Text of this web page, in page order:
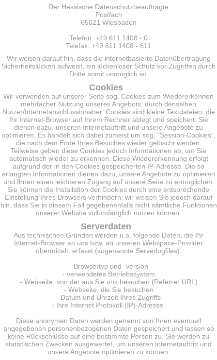
Der Hessische Datenschutzbeauftragte
Postfach
65021 Wiesbaden
Telefon: +49 611 1408 - 0
Telefax: +49 611 1408 - 611
Wir weisen darauf hin, dass die internetbasierte Datenübertragung
Sicherheitslücken aufweist, ein lückenloser Schutz vor Zugriffen durch
Dritte somit unmöglich ist.
Cookies
Wir verwenden auf unserer Seite sog. Cookies zum Wiedererkennen
mehrfacher Nutzung unseres Angebots, durch denselben
Nutzer/Internetanschlussinhaber. Cookies sind kleine Textdateien, die
Ihr Internet-Browser auf Ihrem Rechner ablegt und speichert. Sie
dienen dazu, unseren Internetauftritt und unsere Angebote zu
optimieren. Es handelt sich dabei zumeist um sog. "Session-Cookies",
die nach dem Ende Ihres Besuches wieder gelöscht werden.
Teilweise geben diese Cookies jedoch Informationen ab, um Sie
automatisch wieder zu erkennen. Diese Wiedererkennung erfolgt
aufgrund der in den Cookies gespeicherten IP-Adresse. Die so
erlangten Informationen dienen dazu, unsere Angebote zu optimieren
und Ihnen einen leichteren Zugang auf unsere Seite zu ermöglichen.
Sie können die Installation der Cookies durch eine entsprechende
Einstellung Ihres Browsers verhindern; wir weisen Sie jedoch darauf
hin, dass Sie in diesem Fall gegebenenfalls nicht sämtliche Funktionen
unserer Website vollumfänglich nutzen können.
Serverdaten
Aus technischen Gründen werden u.a. folgende Daten, die Ihr
Internet-Browser an uns bzw. an unseren Webspace-Provider
übermittelt, erfasst (sogenannte Serverlogfiles):
- Browsertyp und -version
- verwendetes Betriebssystem
- Webseite, von der aus Sie uns besuchen (Referrer URL)
- Webseite, die Sie besuchen
- Datum und Uhrzeit Ihres Zugriffs
- Ihre Internet Protokoll (IP)-Adresse.
Diese anonymen Daten werden getrennt von Ihren eventuell
angegebenen personenbezogenen Daten gespeichert und lassen so
keine Rückschlüsse auf eine bestimmte Person zu. Sie werden zu
statistischen Zwecken ausgewertet, um unseren Internetauftritt und
unsere Angebote optimieren zu können.